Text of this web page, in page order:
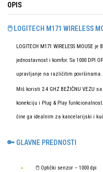
OPIS
🖱️ LOGITECH M171 WIRELESS
LOGITECH M171 WIRELESS MOUSE je
jednostavnost i komfor. Sa 1000 DPI
upravljanje na različitim površinama.
Miš koristi 2.4 GHZ BEŽIČNU VEZU sa
konekciju i Plug & Play
čine ga idealnim za kancelarijski i
🔑 GLAVNE PREDNOSTI
🖱️ Optički senzor – 1000 dpi